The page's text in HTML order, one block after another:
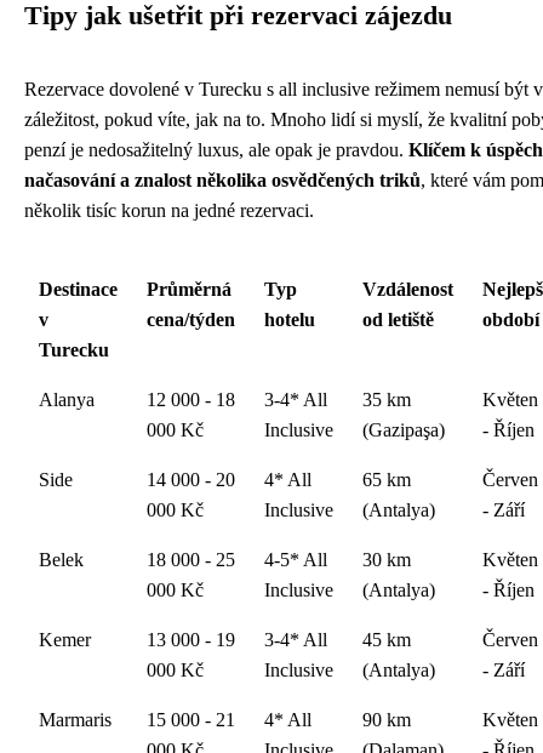
Tipy jak ušetřit při rezervaci zájezdu
Rezervace dovolené v Turecku s all inclusive režimem nemusí být
záležitost, pokud víte, jak na to. Mnoho lidí si myslí, že kvalitní
penzí je nedosažitelný luxus, ale opak je pravdou. Klíčem k
načasování a znalost několika osvědčených triků, které vám
několik tisíc korun na jedné rezervaci.
Destinace
v
Turecku
Průměrná
cena/týden
Typ
hotelu
Vzdálenost
od letiště
období
Alanya
12 000 - 18
000 Kč
3-4* All
Inclusive
35 km
(Gazipaşa)
Květen
- Říjen
Side
14 000 - 20
000 Kč
4* All
Inclusive
65 km
(Antalya)
Červen
- Září
Belek
18 000 - 25
000 Kč
4-5* All
Inclusive
30 km
(Antalya)
Květen
- Říjen
Kemer
13 000 - 19
000 Kč
3-4* All
Inclusive
45 km
(Antalya)
Červen
- Září
Marmaris
15 000 - 21
4* All
90 km
Květen